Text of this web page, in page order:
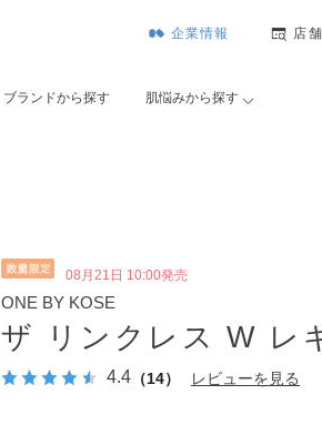
企業情報 店
ブランドから探す 肌悩みから探す
08月21日 10:00発売
ONE BY KOSE
ザ リンクレス W レ
4.4 （14） レビューを見る